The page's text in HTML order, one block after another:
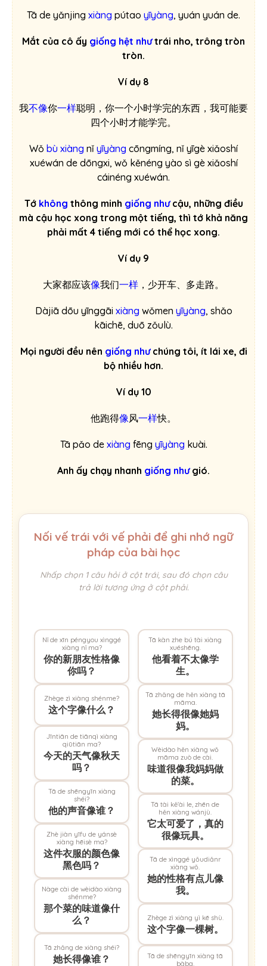
Tā de yǎnjing xiàng pútao yīyàng, yuán yuán de.
Mắt của cô ấy giống hệt nhưtrái nho, trông tròn
tròn.
Ví dụ 8
我不像你一样聪明 ，你一个小时学完的东西，我可能要
四个小时才能学完。
Wǒ bù xiàng nǐ yīyàng cōngmíng, nǐ yīgè xiǎoshí
xuéwán de dōngxi, wǒ kěnéng yào sì gè xiǎoshí
cáinéng xuéwán.
Tớ không thông minh giống nhưcậu, những điều
mà cậu học xong trong một tiếng, thì tớ khả năng
phải mất 4 tiếng mới có thể học xong.
Ví dụ 9
大家都应该像我们一样 ，少开车、多走路。
Dàjiā dōu yīnggāi xiàng wǒmen yīyàng, shǎo
kāichē, duō zǒulù.
Mọi người đều nên giống nhưchúng tôi, ít lái xe, đi
bộ nhiều hơn.
Ví dụ 10
他跑得像风一样快。
Tā pǎo de xiàng fēng yīyàng kuài.
Anh ấy chạy nhanh giống nhưgió.
Nối vế trái với vế phải để ghi nhớ ngữ
pháp của bài học
Nhấp chọn 1 câu hỏi ở cột trái, sau đó chọn câu
trả lời tương ứng ở cột phải.
Nǐ de xīn péngyou xìnggé
xiàng nǐ ma?
你的新朋友性格像
你吗？
Zhège zì xiàng shénme?
这个字像什么？
Jīntiān de tiānqì xiàng
qiūtiān ma?
今天的天气像秋天
吗？
Tā de shēngyīn xiàng
shéi?
他的声音像谁？
Zhè jiàn yīfu de yánsè
xiàng hēisè ma?
这件衣服的颜色像
黑色吗？
Nàge cài de wèidào xiàng
shénme?
那个菜的味道像什
么？
Tā zhǎng de xiàng shéi?
她长得像谁？
Tā kàn zhe bú tài xiàng
xuéshēng.
他看着不太像学
生。
Tā zhǎng de hěn xiàng tā
māma.
她长得很像她妈
妈。
Wèidào hěn xiàng wǒ
māma zuò de cài.
味道很像我妈妈做
的菜。
Tā tài kě'ài le, zhēn de
hěn xiàng wánjù.
它太可爱了，真的
很像玩具。
Tā de xìnggé yǒudiǎnr
xiàng wǒ.
她的性格有点儿像
我。
Zhège zì xiàng yì kē shù.
这个字像一棵树。
Tā de shēngyīn xiàng tā
bàba.